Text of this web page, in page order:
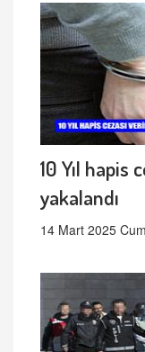
10 Yıl hapis
yakalandı
14 Mart 2025